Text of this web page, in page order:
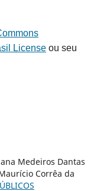
Licenseou seu
Medeiros Dantas
Corrêa da